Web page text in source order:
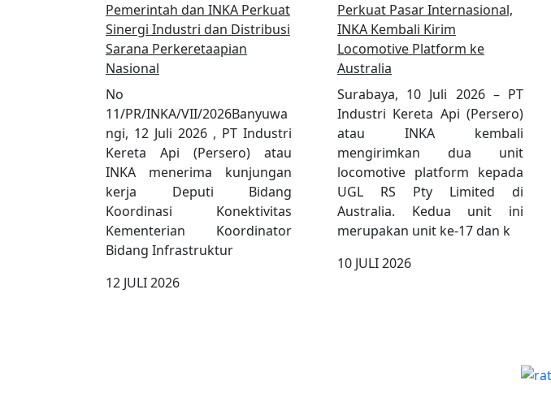
Pemerintah dan INKA Perkuat
Sinergi Industri dan Distribusi
Sarana Perkeretaapian
Nasional
No
11/PR/INKA/VII/2026Banyuwa
ngi, 12 Juli 2026 , PT Industri
Kereta Api (Persero) atau
INKA menerima kunjungan
kerja Deputi Bidang
Koordinasi Konektivitas
Kementerian Koordinator
Bidang Infrastruktur
12 JULI 2026
Perkuat Pasar Internasional,
INKA Kembali Kirim
Locomotive Platform ke
Australia
Surabaya, 10 Juli 2026 – PT
Industri Kereta Api (Persero)
atau INKA kembali
mengirimkan dua unit
locomotive platform kepada
UGL RS Pty Limited di
Australia. Kedua unit ini
merupakan unit ke-17 dan k
10 JULI 2026